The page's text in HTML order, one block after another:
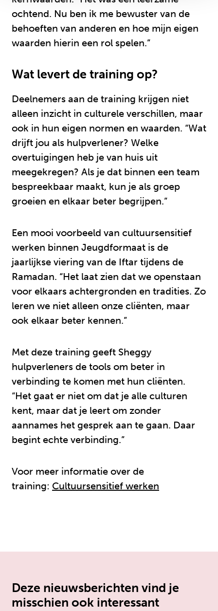
ochtend. Nu ben ik me bewuster van de
behoeften van anderen en hoe mijn eigen
waarden hierin een rol spelen.”
Wat levert de training op?
Deelnemers aan de training krijgen niet
alleen inzicht in culturele verschillen, maar
ook in hun eigen normen en waarden. “Wat
drijft jou als hulpverlener? Welke
overtuigingen heb je van huis uit
meegekregen? Als je dat binnen een team
bespreekbaar maakt, kun je als groep
groeien en elkaar beter begrijpen.”
Een mooi voorbeeld van cultuursensitief
werken binnen Jeugdformaat is de
jaarlijkse viering van de Iftar tijdens de
Ramadan. “Het laat zien dat we openstaan
voor elkaars achtergronden en tradities. Zo
leren we niet alleen onze cliënten, maar
ook elkaar beter kennen.”
Met deze training geeft Sheggy
hulpverleners de tools om beter in
verbinding te komen met hun cliënten.
“Het gaat er niet om dat je alle culturen
kent, maar dat je leert om zonder
aannames het gesprek aan te gaan. Daar
begint echte verbinding.”
Voor meer informatie over de
training: Cultuursensitief werken
Deze nieuwsberichten vind je
misschien ook interessant